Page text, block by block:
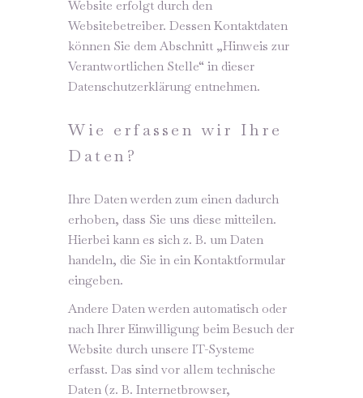
Website erfolgt durch den
Websitebetreiber. Dessen Kontaktdaten
können Sie dem Abschnitt „Hinweis zur
Verantwortlichen Stelle“ in dieser
Datenschutzerklärung entnehmen.
Wie erfassen wir Ihre
Daten?
Ihre Daten werden zum einen dadurch
erhoben, dass Sie uns diese mitteilen.
Hierbei kann es sich z. B. um Daten
handeln, die Sie in ein Kontaktformular
eingeben.
Andere Daten werden automatisch oder
nach Ihrer Einwilligung beim Besuch der
Website durch unsere IT-Systeme
erfasst. Das sind vor allem technische
Daten (z. B. Internetbrowser,